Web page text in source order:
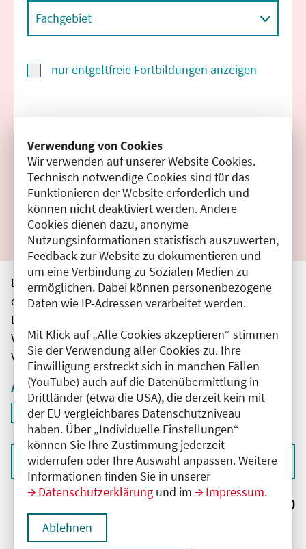
Verwendung von Cookies
Wir verwenden auf unserer Website Cookies.
Technisch notwendige Cookies sind für das
Funktionieren der Website erforderlich und
können nicht deaktiviert werden. Andere
Cookies dienen dazu, anonyme
Nutzungsinformationen statistisch auszuwerten,
Feedback zur Website zu dokumentieren und
um eine Verbindung zu Sozialen Medien zu
ermöglichen. Dabei können personenbezogene
Daten wie IP-Adressen verarbeitet werden.
Mit Klick auf „Alle Cookies akzeptieren“ stimmen
Sie der Verwendung aller Cookies zu. Ihre
Einwilligung erstreckt sich in manchen Fällen
(YouTube) auch auf die Datenübermittlung in
Drittländer (etwa die USA), die derzeit kein mit
der EU vergleichbares Datenschutzniveau
haben. Über „Individuelle Einstellungen“
können Sie Ihre Zustimmung jederzeit
widerrufen oder Ihre Auswahl anpassen. Weitere
Informationen finden Sie in unserer
Datenschutzerklärung und im Impressum.
Ablehnen
Fachgebiet
nur entgeltfreie Fortbildungen anzeigen
Filter zurücksetzen
Ergebnisse drucken
Die hier aufgeführten Veranstaltungen entsprechen
den unmittelbar vom Veranstalter getätigten Angaben.
Die Ärztekammer Berlin übernimmt keine
Verantwortung für den Inhalt, die Haftung obliegt dem
Veranstalter.
Aktive Filter
Filter
ID: ANT-2502632
deaktivieren und Suchergebnisse neu laden
Sortieren nach
Ergebnisse: 0